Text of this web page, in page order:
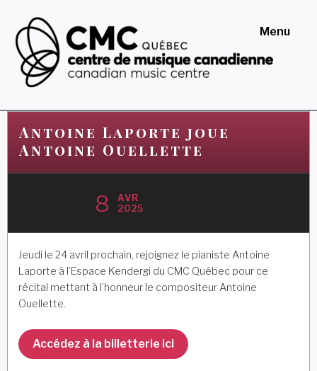
content
Menu
Antoine Laporte joue
Antoine Ouellette
8
AVR
2025
Jeudi le 24 avril prochain, rejoignez le pianiste Antoine
Laporte à l’Espace Kendergi du CMC Québec pour ce
récital mettant à l’honneur le compositeur Antoine
Ouellette.
Accédez à la billetterie ici